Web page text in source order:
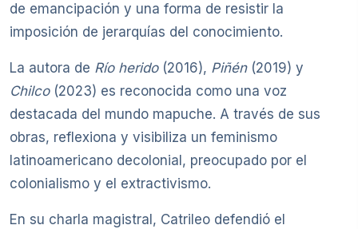
de emancipación y una forma de resistir la
imposición de jerarquías del conocimiento.
La autora de Río herido(2016), Piñén(2019) y
Chilco(2023) es reconocida como una voz
destacada del mundo mapuche. A través de sus
obras, reflexiona y visibiliza un feminismo
latinoamericano decolonial, preocupado por el
colonialismo y el extractivismo.
En su charla magistral, Catrileo defendió el